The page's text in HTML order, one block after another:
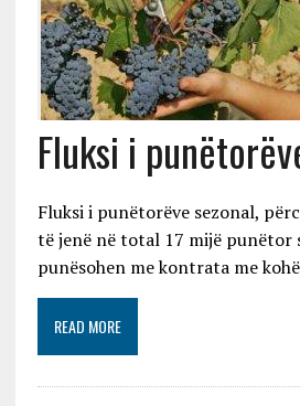
Fluksi i
Fluksi i punëtorëve sezonal,
të jenë në total 17 mijë punëtor
punësohen me kontrata me
READ MORE